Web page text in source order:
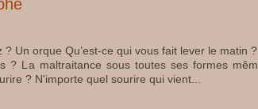
Un orque Qu’est-ce qui vous fait lever le matin
? La maltraitance sous toutes ses formes
? N'importe quel sourire qui vient...